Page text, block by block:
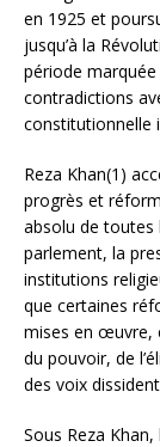
en 1925 et
jusqu’à la
période
contradictions
constitutionnelle
Reza Khan(1)
progrès et
absolu de toutes
parlement, la
institutions
que certaines
mises en œuvre,
du pouvoir, de
des voix
Sous Reza